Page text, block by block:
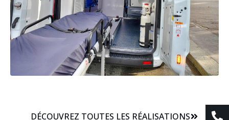
DÉCOUVREZ TOUTES LES RÉALISATIONS